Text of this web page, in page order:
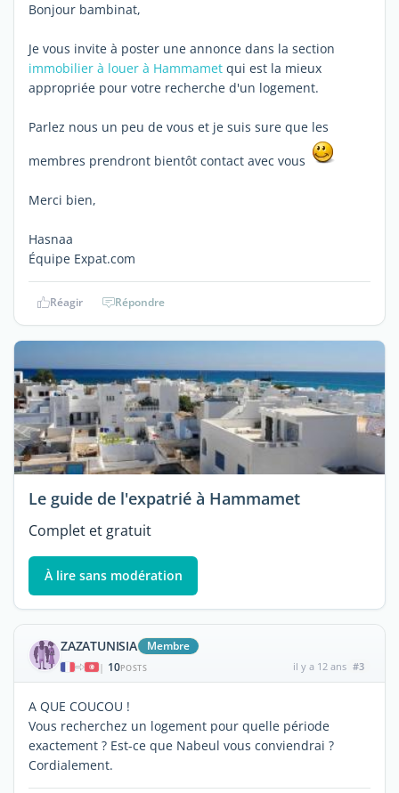
Bonjour bambinat,
Je vous invite à poster une annonce dans la section
immobilier à louer à Hammamet qui est la mieux
appropriée pour votre recherche d'un logement.
Parlez nous un peu de vous et je suis sure que les
membres prendront bientôt contact avec vous
Merci bien,
Hasnaa
Équipe Expat.com
Réagir Répondre
Le guide de l'expatrié à Hammamet
Complet et gratuit
À lire sans modération
ZAZATUNISIA Membre
| 10POSTS il y a 12 ans #3
A QUE COUCOU !
Vous recherchez un logement pour quelle période
exactement ? Est-ce que Nabeul vous conviendrai ?
Cordialement.